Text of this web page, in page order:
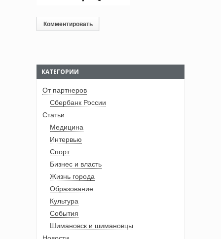
КАТЕГОРИИ
От партнеров
Сбербанк России
Статьи
Медицина
Интервью
Спорт
Бизнес и власть
Жизнь города
Образование
Культура
События
Шимановск и шимановцы